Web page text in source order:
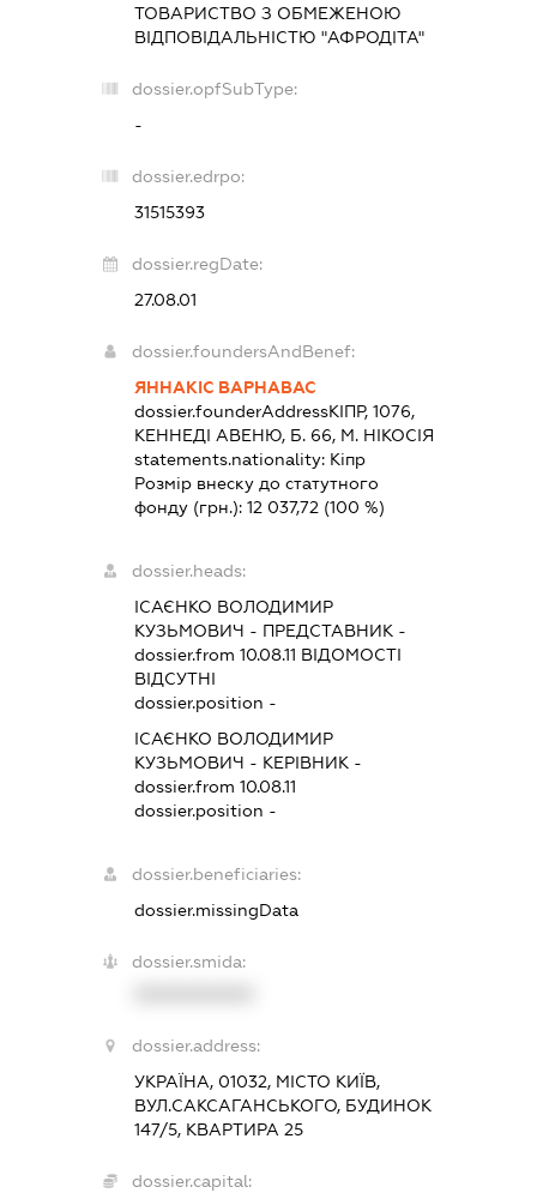
ТОВАРИСТВО З ОБМЕЖЕНОЮ
ВІДПОВІДАЛЬНІСТЮ "АФРОДІТА"
dossier.opfSubType:
-
dossier.edrpo:
31515393
dossier.regDate:
27.08.01
dossier.foundersAndBenef:
ЯННАКІС ВАРНАВАС
dossier.founderAddressКІПР, 1076,
КЕННЕДІ АВЕНЮ, Б. 66, М. НІКОСІЯ
statements.nationality: Кіпр
Розмір внеску до статутного
фонду (грн.):12 037,72 (100 %)
dossier.heads:
ІСАЄНКО ВОЛОДИМИР
КУЗЬМОВИЧ - ПРЕДСТАВНИК -
dossier.from 10.08.11 ВІДОМОСТІ
ВІДСУТНІ
dossier.position -
ІСАЄНКО ВОЛОДИМИР
КУЗЬМОВИЧ - КЕРІВНИК -
dossier.from 10.08.11
dossier.position -
dossier.beneficiaries:
dossier.missingData
dossier.smida:
dossier.address:
УКРАЇНА, 01032, МІСТО КИЇВ,
ВУЛ.САКСАГАНСЬКОГО, БУДИНОК
147/5, КВАРТИРА 25
dossier.capital: